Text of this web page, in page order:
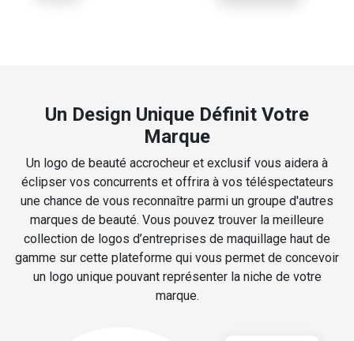
Un Design Unique Définit Votre
Marque
Un logo de beauté accrocheur et exclusif vous aidera à
éclipser vos concurrents et offrira à vos téléspectateurs
une chance de vous reconnaître parmi un groupe d'autres
marques de beauté. Vous pouvez trouver la meilleure
collection de logos d’entreprises de maquillage haut de
gamme sur cette plateforme qui vous permet de concevoir
un logo unique pouvant représenter la niche de votre
marque.